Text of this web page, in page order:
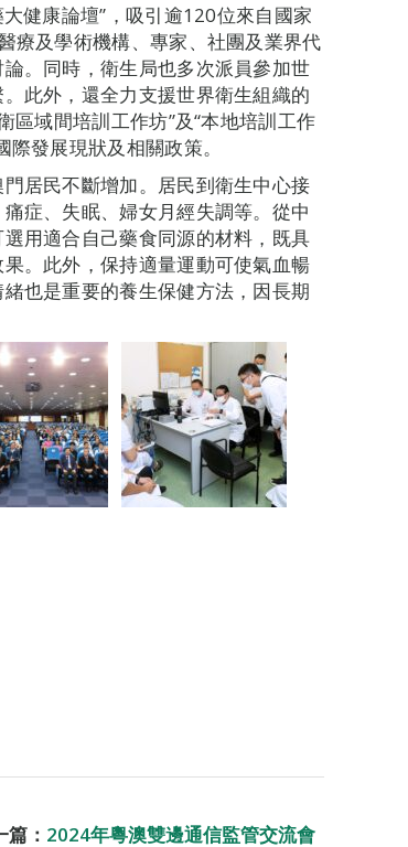
健康論壇”，吸引逾120位來自國家
療及學術機構、專家、社團及業界代
。同時，衛生局也多次派員參加世
此外，還全力支援世界衛生組織的
區域間培訓工作坊”及“本地培訓工作
發展現狀及相關政策。
居民不斷增加。居民到衛生中心接
症、失眠、婦女月經失調等。從中
用適合自己藥食同源的材料，既具
。此外，保持適量運動可使氣血暢
也是重要的養生保健方法，因長期
篇： 2024年粵澳雙邊通信監管交流會